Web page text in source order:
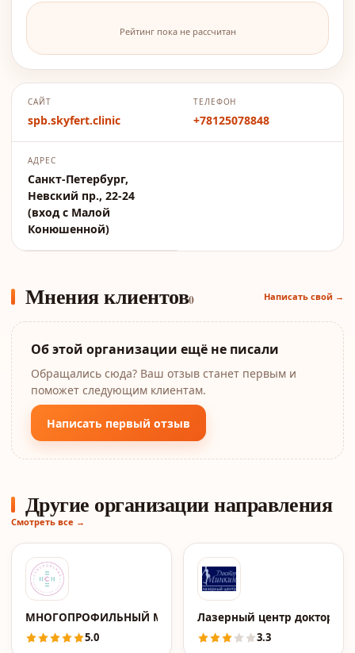
Рейтинг пока не рассчитан
САЙТ
spb.skyfert.clinic
ТЕЛЕФОН
+78125078848
АДРЕС
Cанкт-Петербург,
Невский пр., 22-24
(вход с Малой
Конюшенной)
Мнения клиентов0 Написать свой →
Об этой организации ещё не писали
Обращались сюда? Ваш отзыв станет первым и
поможет следующим клиентам.
Написать первый отзыв
Другие организации направления
Смотреть все →
МНОГОПРОФИЛЬНЫЙ МЕДИЦИНСКИЙ ЦЕНТР
5.0
Лазерный центр доктора
3.3